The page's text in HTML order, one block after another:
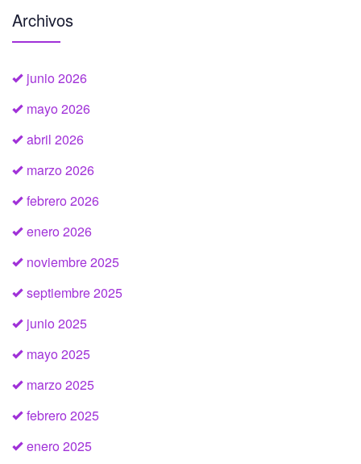
Archivos
junio 2026
mayo 2026
abril 2026
marzo 2026
febrero 2026
enero 2026
noviembre 2025
septiembre 2025
junio 2025
mayo 2025
marzo 2025
febrero 2025
enero 2025